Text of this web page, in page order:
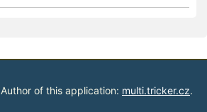
Author of this application: multi.tricker.cz.